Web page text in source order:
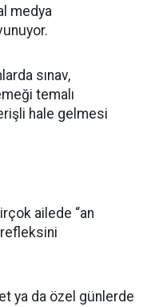
medya
sınav,
temalı
hale gelmesi
ailede “an
refleksini
ya da özel günlerde